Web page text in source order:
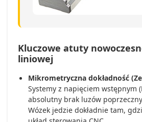
Kluczowe atuty
liniowej
Mikrometryczna dokładność
Systemy z napięciem wstępnym
absolutny brak luzów
Wózek jedzie dokładnie tam,